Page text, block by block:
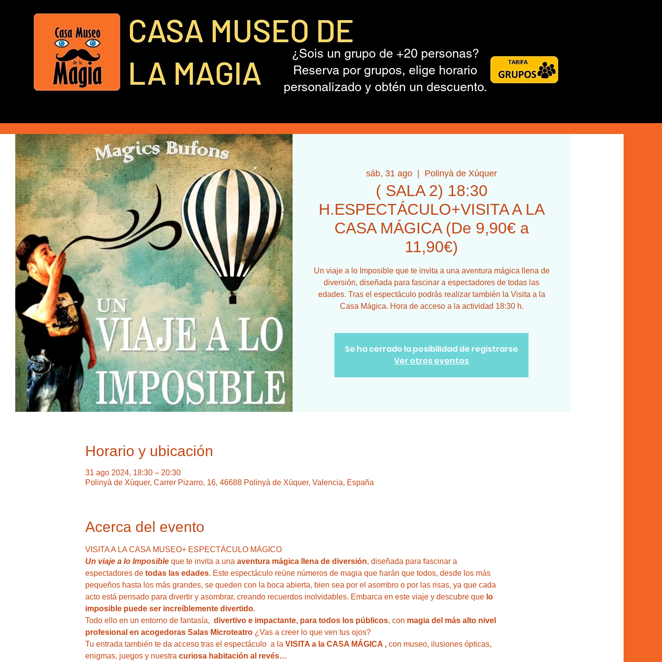
¿Sois un grupo de +20 personas?
Reserva por grupos, elige horario
personalizado y obtén un descuento.
sáb, 31 ago Polinyà de Xúquer
( SALA 2) 18:30
H.ESPECTÁCULO+VISITA A LA
CASA MÁGICA (De 9,90€ a
11,90€)
Un viaje a lo Imposible que te invita a una aventura mágica llena de
diversión, diseñada para fascinar a espectadores de todas las
edades. Tras el espectáculo podrás realizar también la Visita a la
Casa Mágica. Hora de acceso a la actividad 18:30 h.
Se ha cerrado la posibilidad de registrarse
Ver otros eventos
Horario y ubicación
31 ago 2024, 18:30 – 20:30
Polinyà de Xúquer, Carrer Pizarro, 16, 46688 Polinyà de Xúquer, Valencia, España
Acerca del evento
VISITA A LA CASA MUSEO+ ESPECTÁCULO MÁGICO
Un viaje a lo Imposible que te invita a una aventura mágica llena de diversión, diseñada para fascinar a
espectadores de todas las edades. Este espectáculo reúne números de magia que harán que todos, desde los más
pequeños hasta los más grandes, se queden con la boca abierta, bien sea por el asombro o por las risas, ya que cada
acto está pensado para divertir y asombrar, creando recuerdos inolvidables. Embarca en este viaje y descubre que lo
imposible puede ser increíblemente divertido.
Todo ello en un entorno de fantasía, divertivo e impactante, para todos los públicos, con magia del más alto nivel
profesional en acogedoras Salas Microteatro ¿Vas a creer lo que ven tus ojos?
Tu entrada también te da acceso tras el espectáculo  a la VISITA a la CASA MÁGICA , con museo, ilusiones ópticas,
enigmas, juegos y nuestra curiosa habitación al revés…